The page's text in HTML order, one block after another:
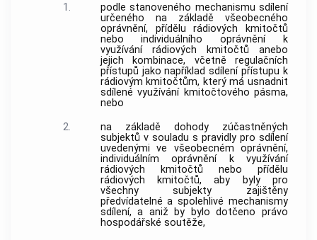
1.
podle stanoveného mechanismu sdílení
určeného na základě všeobecného
oprávnění, přídělu rádiových kmitočtů
nebo individuálního oprávnění k
využívání rádiových kmitočtů anebo
jejich kombinace, včetně regulačních
přístupů jako například sdílenípřístupu k
rádiovým kmitočtům, který má usnadnit
sdílené využívání kmitočtového pásma,
nebo
2.
na základě dohody zúčastněných
subjektů v souladu s pravidly pro sdílení
uvedenými ve všeobecném oprávnění,
individuálním oprávnění k využívání
rádiových kmitočtů nebopřídělu
rádiových kmitočtů, aby byly pro
všechny subjekty zajištěny
předvídatelné a spolehlivé mechanismy
sdílení, a aniž by bylo dotčeno právo
hospodářské soutěže,